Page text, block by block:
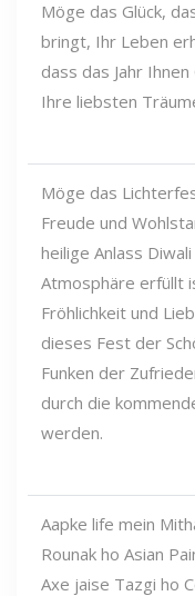
Möge das Glück,
bringt, Ihr Leben
dass das Jahr
Ihre liebsten
Möge das
Freude und
heilige Anlass
Atmosphäre erfüllt
Fröhlichkeit und
dieses Fest der
Funken der
durch die
werden.
Aapke life mein
Rounak ho Asian
Axe jaise Tazgi ho